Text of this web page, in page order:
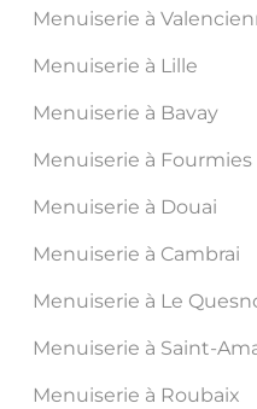
Menuiserie à
Menuiserie à Lille
Menuiserie à Bavay
Menuiserie à Fourmies
Menuiserie à Douai
Menuiserie à Cambrai
Menuiserie à Le
Menuiserie à Saint-
Menuiserie à Roubaix